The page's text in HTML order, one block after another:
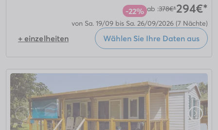
-22% ab :378€*294€*
von Sa. 19/09 bis Sa. 26/09/2026 (7 Nächte)
+ einzelheiten Wählen Sie Ihre Daten aus